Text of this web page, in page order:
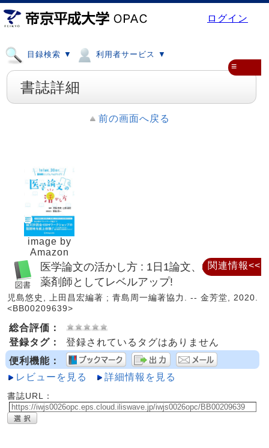
ログイン
目録検索 ▼ 利用者サービス ▼
≡
書誌詳細
前の画面へ戻る
image by
Amazon
医学論文の活かし方 : 1日1論文、30日で、
薬剤師としてレベルアップ!
児島悠史, 上田昌宏編著 ; 青島周一編著協力. -- 金芳堂, 2020.
<BB00209639>
総合評価：
登録タグ：
登録されているタグはありません
便利機能：
レビューを見る
詳細情報を見る
書誌URL：
関連情報<<